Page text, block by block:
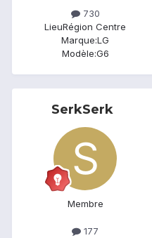
730
LieuRégion Centre
Marque:LG
Modèle:G6
SerkSerk
Membre
177